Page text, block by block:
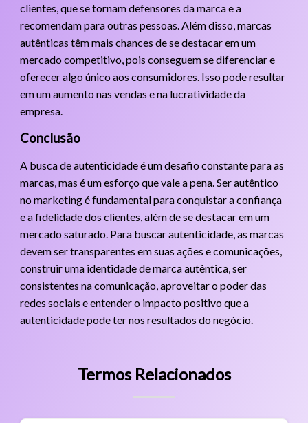
clientes, que se tornam defensores da marca e a
recomendam para outras pessoas. Além disso, marcas
autênticas têm mais chances de se destacar em um
mercado competitivo, pois conseguem se diferenciar e
oferecer algo único aos consumidores. Isso pode resultar
em um aumento nas vendas e na lucratividade da
empresa.
Conclusão
A busca de autenticidade é um desafio constante para as
marcas, mas é um esforço que vale a pena. Ser autêntico
no marketing é fundamental para conquistar a confiança
e a fidelidade dos clientes, além de se destacar em um
mercado saturado. Para buscar autenticidade, as marcas
devem ser transparentes em suas ações e comunicações,
construir uma identidade de marca autêntica, ser
consistentes na comunicação, aproveitar o poder das
redes sociais e entender o impacto positivo que a
autenticidade pode ter nos resultados do negócio.
Termos Relacionados